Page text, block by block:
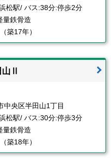
松駅/ バス:38分:停歩2分
量鉄骨造
築17年）
山Ⅱ
中央区半田山1丁目
松駅/ バス:30分:停歩3分
量鉄骨造
築18年）